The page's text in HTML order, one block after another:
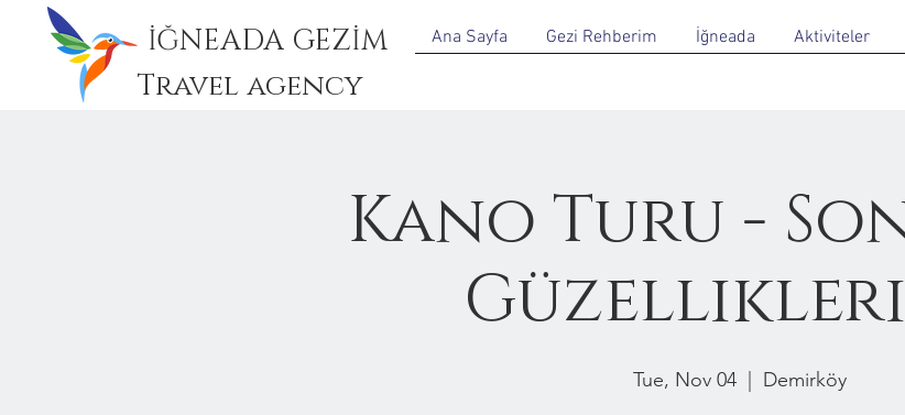
İĞNEADA GEZİM
Travel agency
Ana Sayfa Gezi Rehberim İğneada Aktiviteler
Kano Turu -
Tue, Nov 04 Demirköy